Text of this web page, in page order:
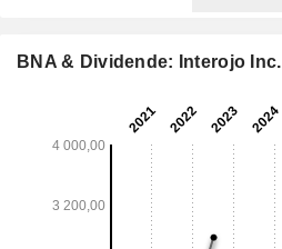
BNA & Dividende: Interojo Inc.